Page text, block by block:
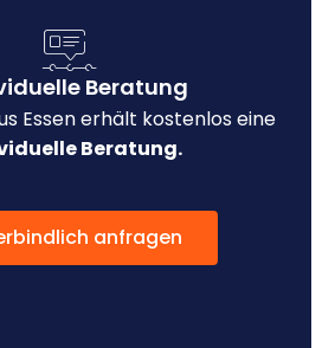
Beratung
Essen erhält kostenlos eine
Beratung.
anfragen